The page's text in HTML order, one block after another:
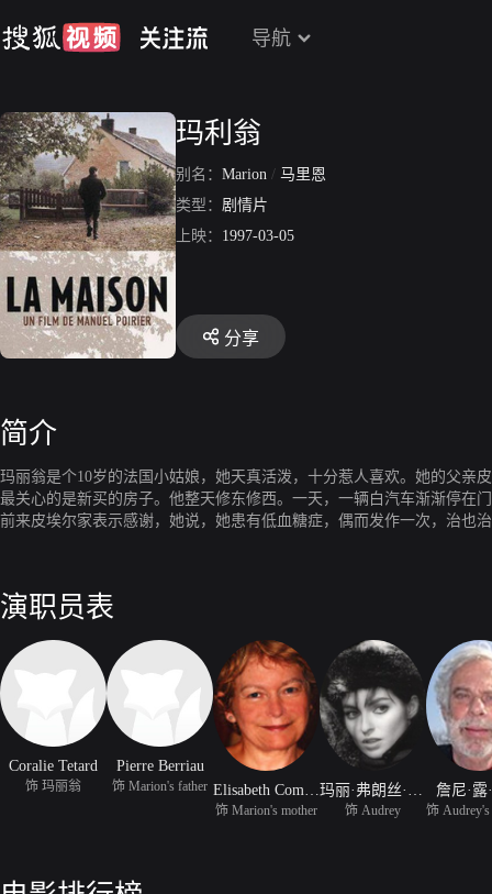
导航
玛利翁
别名： Marion / 马里恩
类型： 剧情片
上映： 1997-03-05
分享
简介
玛丽翁是个10岁的法国小姑娘，她天真活泼，十分惹人喜欢。她的父
最关心的是新买的房子。他整天修东修西。一天，一辆白汽车渐渐停在
前来皮埃尔家表示感谢，她说，她患有低血糖症，偶而发作一次，治也
还是决定友好而坚决地谢绝了朋友的建议。
演职员表
Coralie Tetard
饰 玛丽翁
Pierre Berriau
饰 Marion's father Elisabeth Commelin
饰 Marion's mother 饰 Audrey
詹尼·露